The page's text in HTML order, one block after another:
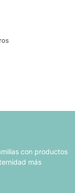
con productos
más